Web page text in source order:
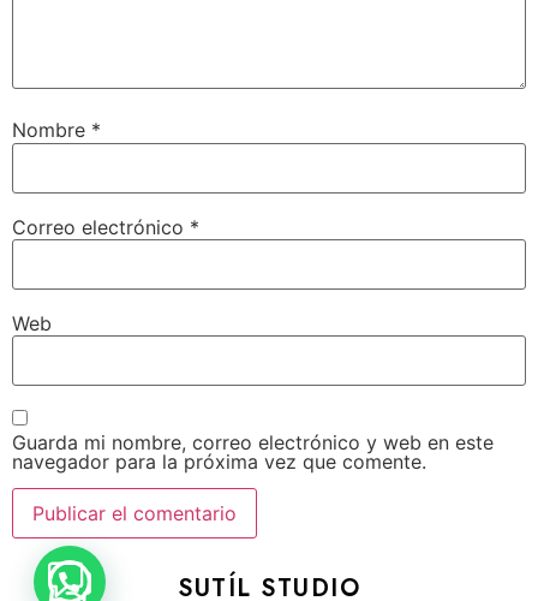
Nombre *
Correo electrónico *
Web
Guarda mi nombre, correo electrónico y web en este
navegador para la próxima vez que comente.
SUTÍL STUDIO